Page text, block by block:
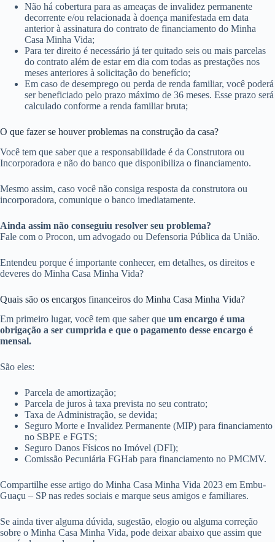
Não há cobertura para as ameaças de invalidez permanente
decorrente e/ou relacionada à doença manifestada em data
anterior à assinatura do contrato de financiamento do Minha
Casa Minha Vida;
Para ter direito é necessário já ter quitado seis ou mais parcelas
do contrato além de estar em dia com todas as prestações nos
meses anteriores à solicitação do benefício;
Em caso de desemprego ou perda de renda familiar, você poderá
ser beneficiado pelo prazo máximo de 36 meses. Esse prazo será
calculado conforme a renda familiar bruta;
O que fazer se houver problemas na construção da casa?
Você tem que saber que a responsabilidade é da Construtora ou
Incorporadora e não do banco que disponibiliza o financiamento.
Mesmo assim, caso você não consiga resposta da construtora ou
incorporadora, comunique o banco imediatamente.
Ainda assim não conseguiu resolver seu problema?
Fale com o Procon, um advogado ou Defensoria Pública da União.
Entendeu porque é importante conhecer, em detalhes, os direitos e
deveres do Minha Casa Minha Vida?
Quais são os encargos financeiros do Minha Casa Minha Vida?
Em primeiro lugar, você tem que saber que um encargo é uma
obrigação a ser cumprida e que o pagamento desse encargo é
mensal.
São eles:
Parcela de amortização;
Parcela de juros à taxa prevista no seu contrato;
Taxa de Administração, se devida;
Seguro Morte e Invalidez Permanente (MIP) para financiamento
no SBPE e FGTS;
Seguro Danos Físicos no Imóvel (DFI);
Comissão Pecuniária FGHab para financiamento no PMCMV.
Compartilhe esse artigo do Minha Casa Minha Vida 2023 em Embu-
Guaçu – SP nas redes sociais e marque seus amigos e familiares.
Se ainda tiver alguma dúvida, sugestão, elogio ou alguma correção
sobre o Minha Casa Minha Vida, pode deixar abaixo que assim que